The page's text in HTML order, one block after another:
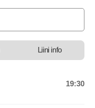
Liini info
Departure
19:30